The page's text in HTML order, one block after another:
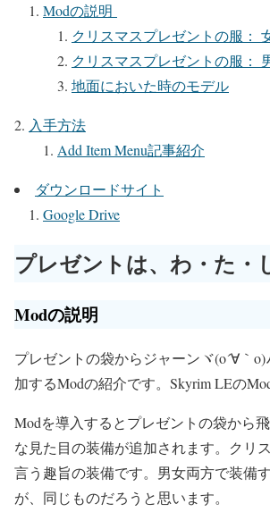
Modの説明
クリスマスプレゼントの服：
クリスマスプレゼントの服：
地面においた時のモデル
入手方法
Add Item Menu記事紹介
ダウンロードサイト
Google Drive
プレゼントは、わ・た・
Modの説明
プレゼントの袋からジャーンヾ(o´∀｀
加するModの紹介です。Skyrim LEの
Modを導入するとプレゼントの袋から
な見た目の装備が追加されます。クリ
言う趣旨の装備です。男女両方で装備
が、同じものだろうと思います。